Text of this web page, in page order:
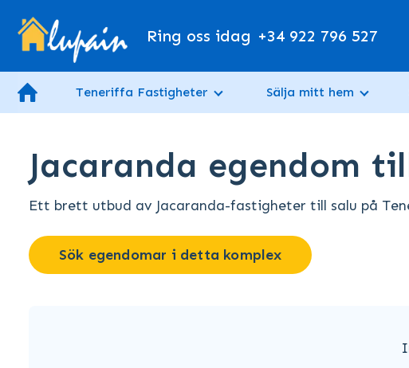
Ring oss idag +34 922 796 527
Teneriffa Fastigheter Sälja mitt hem
Jacaranda egendom
Ett brett utbud av Jacaranda-fastigheter till salu på
Sök egendomar i detta komplex